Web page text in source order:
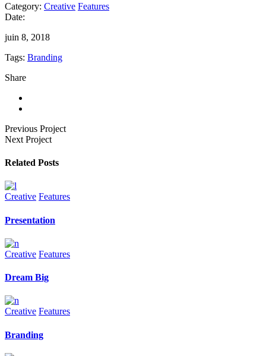
Category: Creative Features
Date:
juin 8, 2018
Tags: Branding
Share
Previous Project
Next Project
Related Posts
Creative Features
Presentation
Creative Features
Dream Big
Creative Features
Branding